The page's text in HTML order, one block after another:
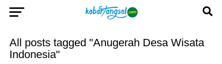
All posts tagged "Anugerah Desa Wisata
Indonesia"